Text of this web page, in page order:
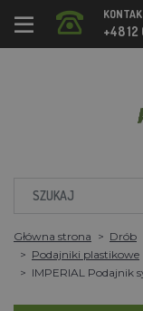
+48
Główna strona Drób
Podajniki plastikowe
IMPERIAL Podajnik